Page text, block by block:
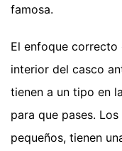
famosa.
El enfoque correcto
interior del casco
tienen a un tipo en
para que pases.
pequeños, tienen